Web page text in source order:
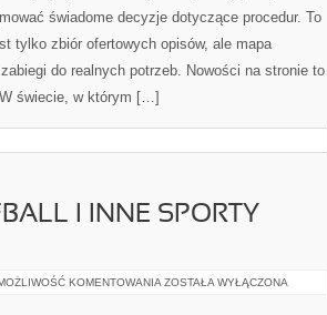
świadome decyzje dotyczące procedur. To
tylko zbiór ofertowych opisów, ale mapa
do realnych potrzeb. Nowości na stronie to
W świecie, w którym […]
I INNE SPORTY
KOMENTOWANIA KOSZYKÓWKA
ZOSTAŁA WYŁĄCZONA